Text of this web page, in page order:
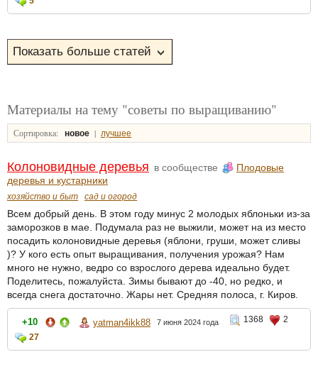
Материалы на тему "советы по выращиванию"
Сортировка: новое | лучшее
Колоновидные деревья в сообществе
Плодовые
деревья и кустарники
хозяйство и быт сад и огород
Всем добрый день. В этом году минус 2 молодых яблоньки из-за
заморозков в мае. Подумала раз не выжили, может на из место
посадить колоновидные деревья (яблони, груши, может сливы
)? У кого есть опыт выращивания, получения урожая? Нам
много не нужно, ведро со взрослого дерева идеально будет.
Поделитесь, пожалуйста. Зимы бывают до -40, но редко, и
всегда снега достаточно. Жары нет. Средняя полоса, г. Киров.
+10 yatman4ikk88 7 июня 2024 года 1368
2
27